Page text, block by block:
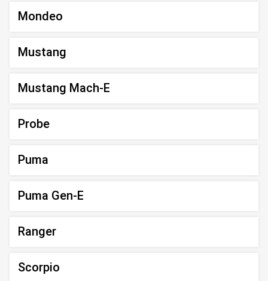
Mondeo
Mustang
Mustang Mach-E
Probe
Puma
Puma Gen-E
Ranger
Scorpio